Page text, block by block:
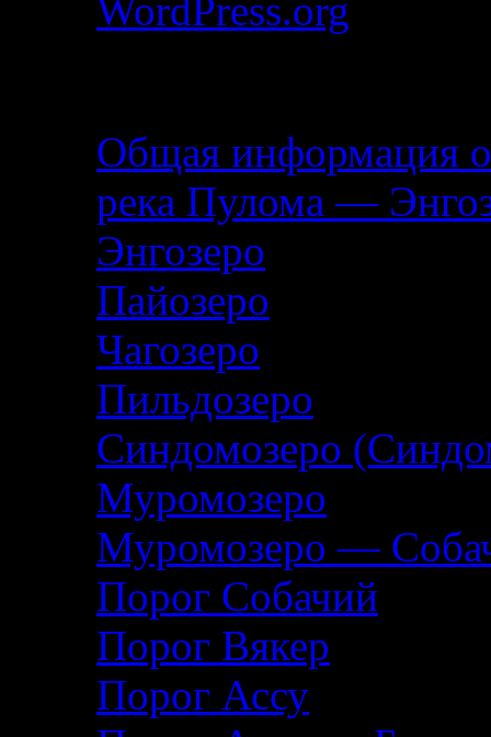
WordPress.org
Общая информация
река Пулома —
Энгозеро
Пайозеро
Чагозеро
Пильдозеро
Синдомозеро
Муромозеро
Муромозеро —
Порог Собачий
Порог Вякер
Порог Ассу